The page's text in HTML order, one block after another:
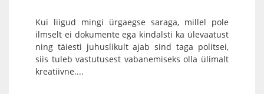
Kui liigud mingi ürgaegse saraga, millel pole
ilmselt ei dokumente ega kindalsti ka ülevaatust
ning täiesti juhuslikult ajab sind taga politsei,
siis tuleb vastutusest vabanemiseks olla ülimalt
kreatiivne....